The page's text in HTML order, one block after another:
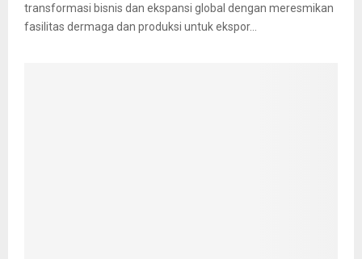
transformasi bisnis dan ekspansi global dengan meresmikan
fasilitas dermaga dan produksi untuk ekspor...